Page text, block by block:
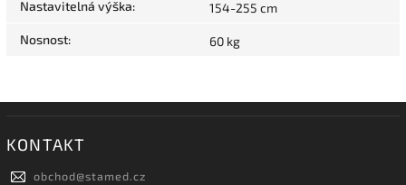
Nastavitelná výška: 154-255 cm
Nosnost: 60 kg
KONTAKT
obchod@stamed.cz